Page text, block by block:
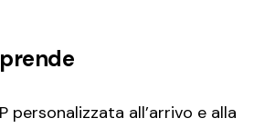
personalizzata all’arrivo e alla